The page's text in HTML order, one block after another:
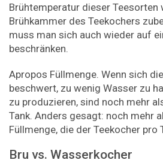
Brühtemperatur dieser Teesorten
Brühkammer des Teekochers
muss man sich auch wieder auf
beschränken.
Apropos Füllmenge. Wenn sich
beschwert, zu wenig Wasser zu
zu produzieren, sind noch mehr
Tank. Anders gesagt: noch mehr
Füllmenge, die der Teekocher pro
Bru vs. Wasserkocher